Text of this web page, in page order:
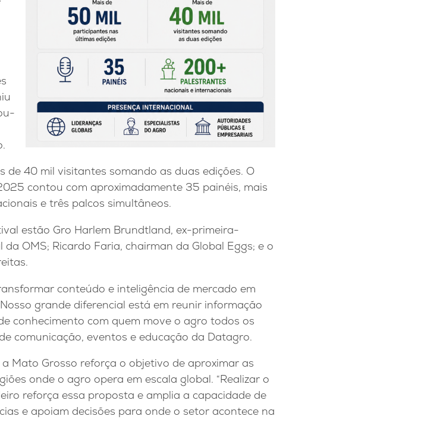
de 40 mil visitantes somando as duas edições. O
contou com aproximadamente 35 painéis, mais
e três palcos simultâneos.
estão Gro Harlem Brundtland, ex-primeira-
OMS; Ricardo Faria, chairman da Global Eggs; e o
conteúdo e inteligência de mercado em
grande diferencial está em reunir informação
conhecimento com quem move o agro todos os
comunicação, eventos e educação da Datagro.
Mato Grosso reforça o objetivo de aproximar as
onde o agro opera em escala global. “Realizar o
reforça essa proposta e amplia a capacidade de
e apoiam decisões para onde o setor acontece na